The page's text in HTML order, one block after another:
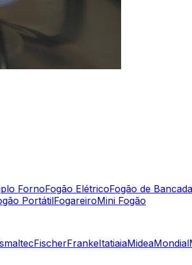
FornoFogão ElétricoFogão de Bancada
PortátilFogareiroMini Fogão
FischerFrankeItatiaiaMideaMondial